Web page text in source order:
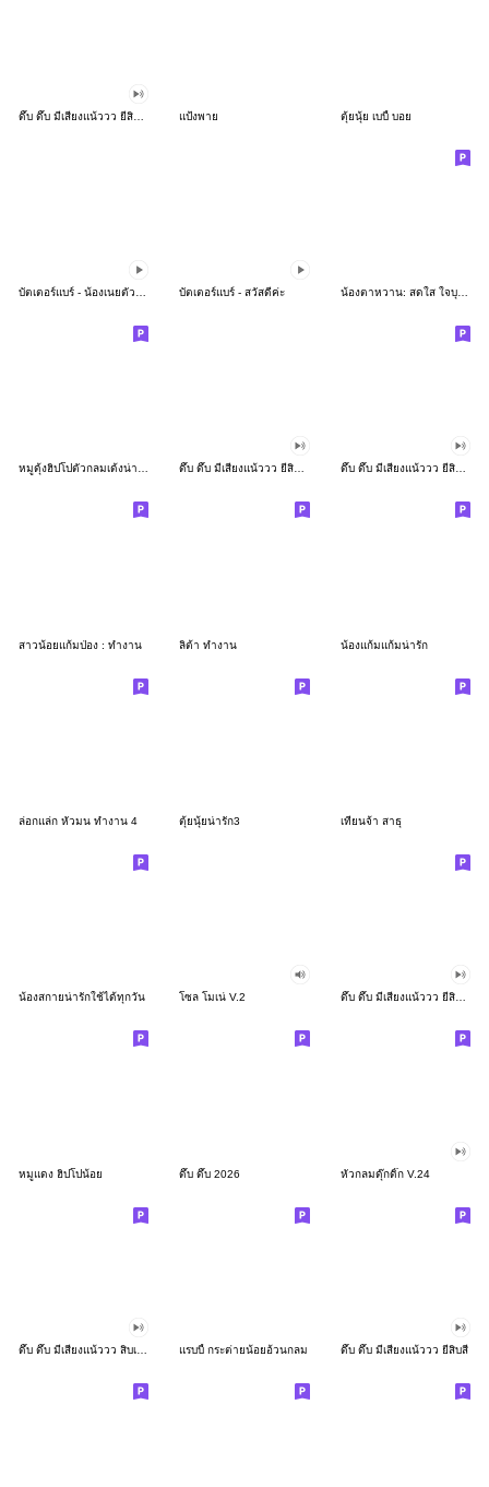
แป้งพาย ตุ้ยนุ้ย เบบี้ บอย
บัตเตอร์แบร์ - สวัสดีค่ะ น้องตาหวาน: สดใส ใจบุญ (สีพาสเทล)
หมูดุ้งฮิปโปตัวกลมเด้งน่ารัก ดึ๊บ ดึ๊บ มีเสียงแน้ววว ยี่สิบเจ็ด ดึ๊บ ดึ๊บ มีเสียงแน้ววว ยี่สิบหก
สาวน้อยแก้มป่อง : ทำงาน ลิต้า ทำงาน น้องแก้มแก้มน่ารัก
ล่อกแล่ก หัวมน ทำงาน 4 ตุ้ยนุ้ยน่ารัก3 เทียนจ้า สาธุ
น้องสกายน่ารักใช้ได้ทุกวัน โซล โมเน่ V.2 ดึ๊บ ดึ๊บ มีเสียงแน้ววว ยี่สิบสอง
หมูแดง ฮิปโปน้อย ดึ๊บ ดึ๊บ 2026 หัวกลมดุ๊กดิ๊ก V.24
แรบบี้ กระต่ายน้อยอ้วนกลม ดึ๊บ ดึ๊บ มีเสียงแน้ววว ยี่สิบสี่